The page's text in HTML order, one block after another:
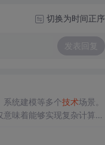
切换为时间正序
发表回复
系统建模等多个技术场景。
意味着能够实现复杂计算，